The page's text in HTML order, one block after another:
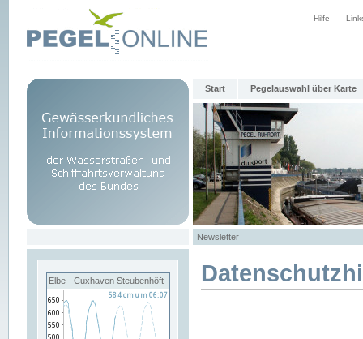
Hilfe
Start Pegelauswahl über Karte
Newsletter
Elbe - Cuxhaven Steubenhöft